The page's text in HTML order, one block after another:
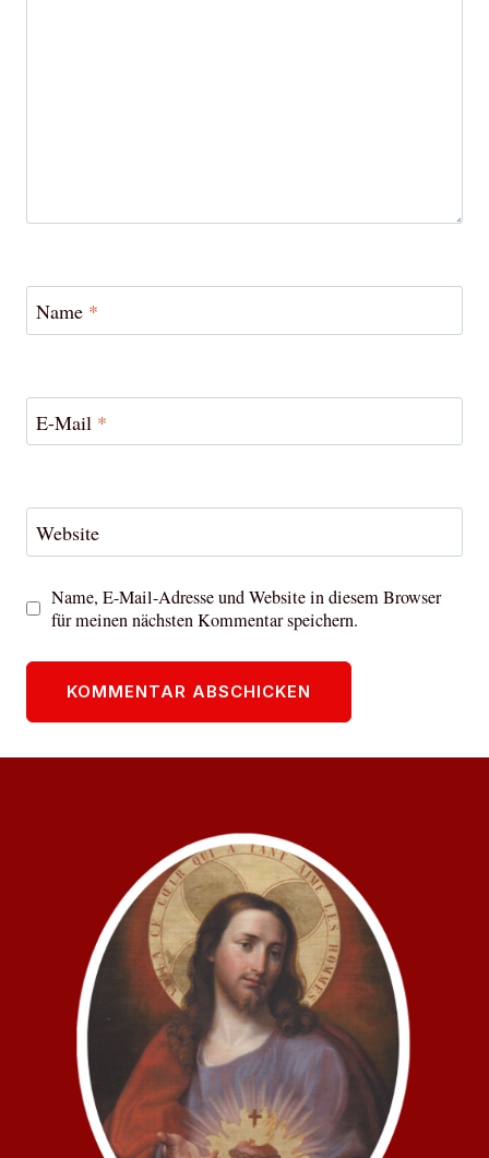
Name *
E-Mail *
Website
Name, E-Mail-Adresse und Website in diesem Browser
für meinen nächsten Kommentar speichern.